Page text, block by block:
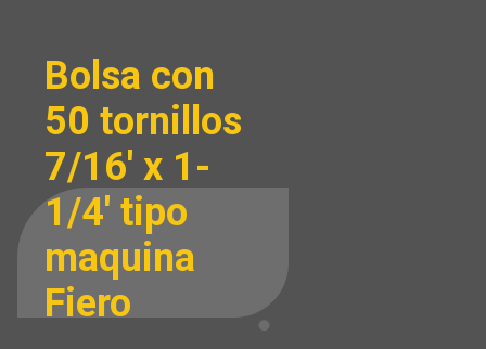
Bolsa con
50 tornillos
7/16′ x 1-
1/4′ tipo
maquina
Fiero